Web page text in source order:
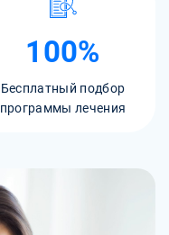
100%
Бесплатный подбор
программы лечения